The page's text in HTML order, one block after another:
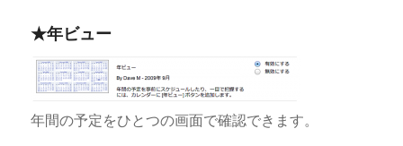
★年ビュー
年間の予定をひとつの画面で確認できます。